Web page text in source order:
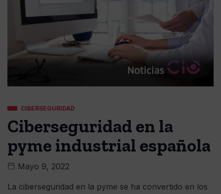
CIBERSEGURIDAD
Ciberseguridad en la
pyme industrial española
Mayo 9, 2022
La ciberseguridad en la pyme se ha convertido en los